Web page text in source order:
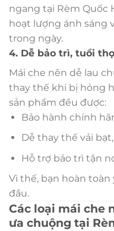
ngang tại Rèm Quốc
hoạt lượng ánh sáng
trong ngày.
4. Dễ bảo trì, tuổi
Mái che nên dễ lau
thay thế khi bị hỏng
sản phẩm đều được:
Bảo hành chính
Dễ thay thế vải
Hỗ trợ bảo trì tận
Vì thế, bạn hoàn
đầu.
Các loại mái che
ưa chuộng tại